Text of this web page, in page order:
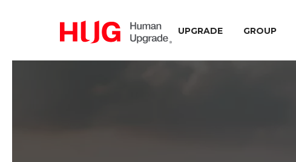
UPGRADE GROUP